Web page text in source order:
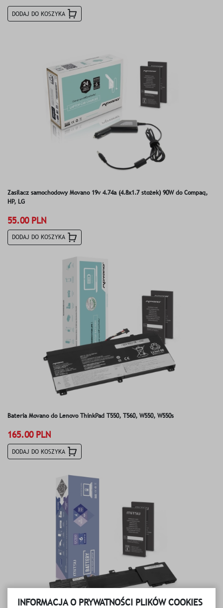
DODAJ DO KOSZYKA
Zasilacz samochodowy Movano 19v 4.74a (4.8x1.7 stożek) 90W do Compaq,
HP, LG
55.00 PLN
DODAJ DO KOSZYKA
Bateria Movano do Lenovo ThinkPad T550, T560, W550, W550s
165.00 PLN
DODAJ DO KOSZYKA
INFORMACJA O PRYWATNOŚCI PLIKÓW COOKIES